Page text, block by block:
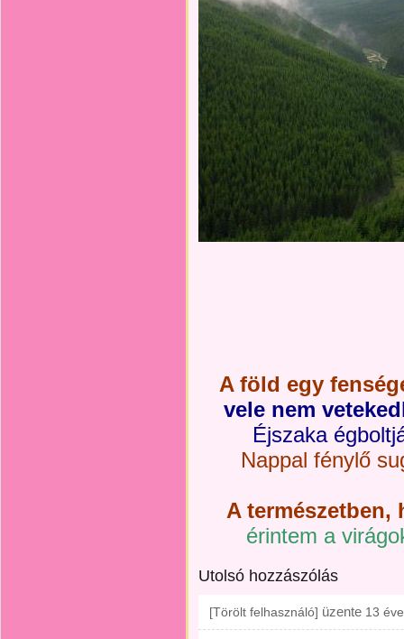
A föld egy
vele nem
Éjszaka
Nappal fénylő
A természetben,
érintem a
Utolsó hozzászólás
[Törölt felhasználó] üzente 13 éve